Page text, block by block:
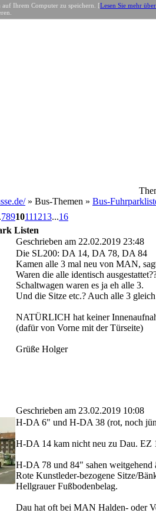
Ihrem Computer zu speichern. [Lesen Sie mehr
» Bus-Themen » Bus-
78910111213...16
Listen
Geschrieben am 22.02.2019 23:48
Die SL200: DA 14, DA 78, DA 84
Kamen alle 3 mal neu von MAN,
Waren die alle identisch
Schaltwagen waren es ja eh alle 3.
Und die Sitze etc.? Auch alle 3 gleich
NATÜRLICH hat keiner
(dafür von Vorne mit der Türseite)
Grüße Holger
Geschrieben am 23.02.2019 10:08
H-DA 6" und H-DA 38 (rot, noch
H-DA 14 kam nicht neu zu Dau. EZ
H-DA 78 und 84" sahen weitgehend
Rote Kunstleder-bezogene Sitze/
Hellgrauer Fußbodenbelag.
Dau hat oft bei MAN Halden- oder